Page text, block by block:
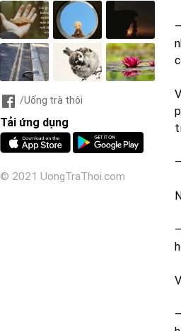
/Uống trà thôi
Tải ứng dụng
© 2021 UongTraThoi.com